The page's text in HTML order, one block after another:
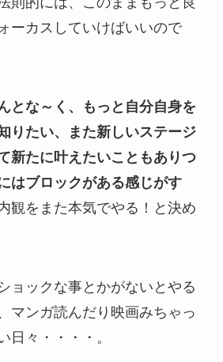
ーカスしていけばいいので
とな～く、もっと自分自身を
りたい、また新しいステージ
新たに叶えたいこともありつ
はブロックがある感じがす
観をまた本気でやる！と決め
ョックな事とかがないとやる
マンガ読んだり映画みちゃっ
日々・・・・。